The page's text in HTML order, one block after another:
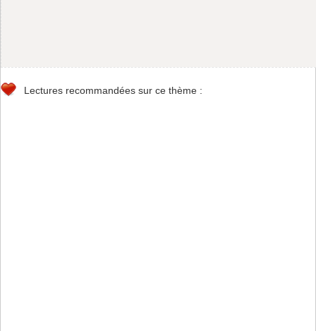
Lectures recommandées sur ce thème :